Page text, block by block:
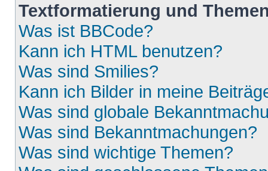
Textformatierung und
Was ist BBCode?
Kann ich HTML benutzen?
Was sind Smilies?
Kann ich Bilder in meine
Was sind globale
Was sind Bekanntmachungen?
Was sind wichtige Themen?